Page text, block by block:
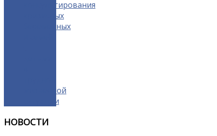
консультирования
кризисных
беременных
жизненной
ситуации
НОВОСТИ